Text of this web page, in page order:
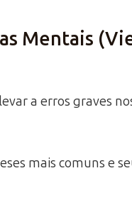
Mentais
a erros graves
mais comuns e